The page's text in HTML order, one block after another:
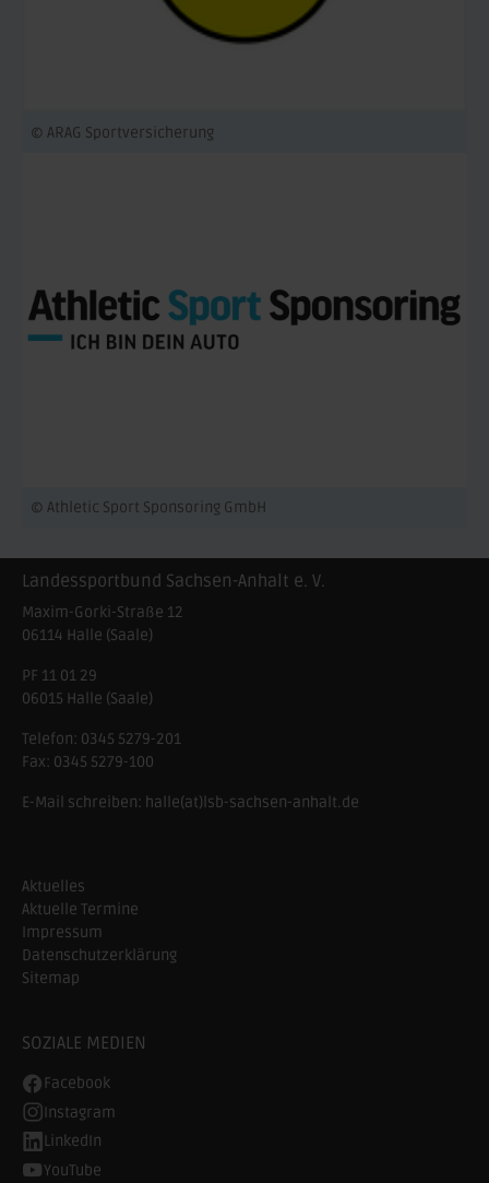
© ARAG Sportversicherung
© Athletic Sport Sponsoring GmbH
Landessportbund Sachsen-Anhalt e. V.
Maxim-Gorki-Straße 12
06114 Halle (Saale)
PF 11 01 29
06015 Halle (Saale)
Telefon: 0345 5279-201
Fax: 0345 5279-100
E-Mail schreiben: halle(at)lsb-sachsen-anhalt.de
Aktuelles
Aktuelle Termine
Impressum
Datenschutzerklärung
Sitemap
SOZIALE MEDIEN
Facebook
Instagram
LinkedIn
YouTube